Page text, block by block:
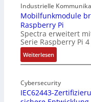
9
-
Z
o
l
l
-
n
d
Industrielle
Mobilfunkmodule
Raspberry Pi
Spectra erweitert
Serie Raspberry Pi
Weiterlesen:
M
b
i
Cybersecurity
IEC62443-